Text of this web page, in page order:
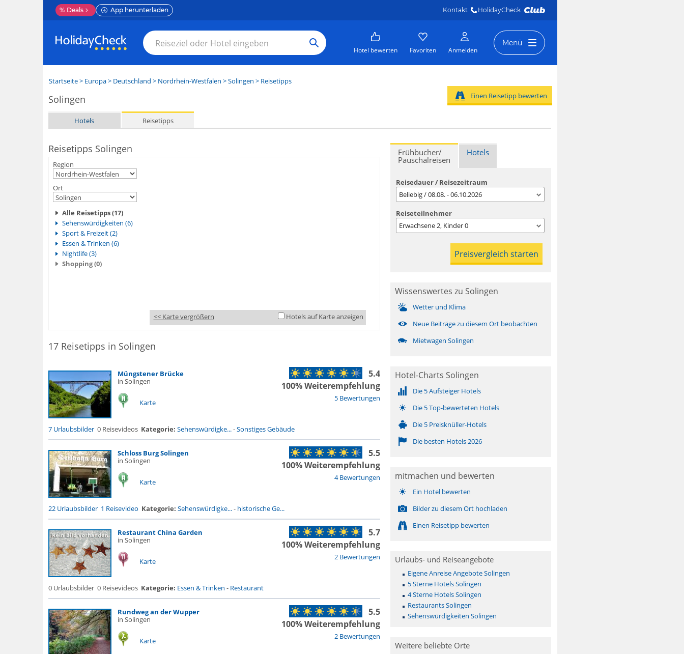
% Deals App herunterladen Kontakt HolidayCheck
Hotel bewerten Favoriten Anmelden
Menü
Startseite> Europa> Deutschland > Nordrhein-Westfalen >Solingen > Reisetipps
Solingen
Hotels Reisetipps
Einen Reisetipp bewerten
Reisetipps Solingen
Region
Ort
Alle Reisetipps (17)
Sehenswürdigkeiten (6)
Sport & Freizeit (2)
Essen & Trinken (6)
Nightlife (3)
Shopping (0)
<< Karte vergrößern Hotels auf Karte anzeigen
17 Reisetipps in Solingen
Müngstener Brücke
in Solingen
Karte 5 Bewertungen
5.4
100% Weiterempfehlung
7 Urlaubsbilder 0 Reisevideos Kategorie: Sehenswürdigke...-Sonstiges Gebäude
Schloss Burg Solingen
in Solingen
Karte 4 Bewertungen
5.5
100% Weiterempfehlung
22 Urlaubsbilder 1 Reisevideo Kategorie: Sehenswürdigke...- historische Ge...
Restaurant China Garden
in Solingen
Karte 2 Bewertungen
5.7
100% Weiterempfehlung
0 Urlaubsbilder 0 Reisevideos Kategorie: Essen & Trinken - Restaurant
Rundweg an der Wupper
in Solingen
Karte 2 Bewertungen
5.5
100% Weiterempfehlung
Frühbucher/
Pauschalreisen
Hotels
Reisedauer / Reisezeitraum
Beliebig / 08.08. - 06.10.2026
Reiseteilnehmer
Erwachsene2, Kinder0
Wissenswertes zu Solingen
Wetter und Klima
Neue Beiträge zu diesem Ort beobachten
Mietwagen Solingen
Hotel-Charts Solingen
Die 5 Aufsteiger Hotels
Die 5 Top-bewerteten Hotels
Die 5 Preisknüller-Hotels
Die besten Hotels 2026
mitmachen und bewerten
Ein Hotel bewerten
Bilder zu diesem Ort hochladen
Einen Reisetipp bewerten
Urlaubs- und Reiseangebote
Eigene Anreise Angebote Solingen
5 Sterne Hotels Solingen
4 Sterne Hotels Solingen
Restaurants Solingen
Sehenswürdigkeiten Solingen
Weitere beliebte Orte